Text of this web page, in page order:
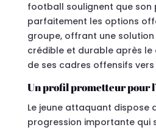
football soulignent que
parfaitement les options
groupe, offrant une
crédible et durable après
de ses cadres offensifs vers
Un profil prometteur pour
Le jeune attaquant dispose
progression importante qui